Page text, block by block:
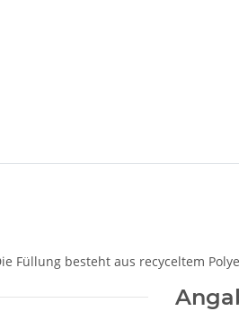
Füllung besteht aus recyceltem